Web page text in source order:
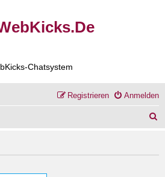
Chatsystem
Anmelden
Registrieren